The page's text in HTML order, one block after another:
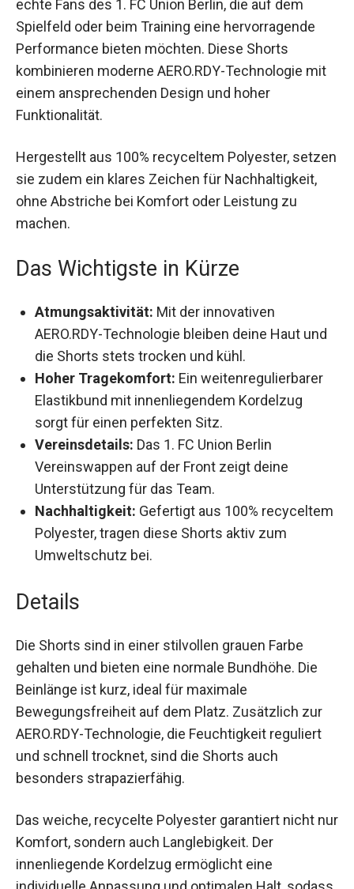
für echte Fans des 1. FC Union Berlin, die auf dem
Spielfeld oder beim Training eine hervorragende
Performance bieten möchten. Diese Shorts
kombinieren moderne AERO.RDY-Technologie mit
einem ansprechenden Design und hoher
Funktionalität.
Hergestellt aus 100% recyceltem Polyester,
setzen sie zudem ein klares Zeichen für
Nachhaltigkeit, ohne Abstriche bei Komfort oder
Leistung zu machen.
Das Wichtigste in Kürze
Atmungsaktivität: Mit der innovativen
AERO.RDY-Technologie bleiben deine Haut
und die Shorts stets trocken und kühl.
Hoher Tragekomfort: Ein weitenregulierbarer
Elastikbund mit innenliegendem Kordelzug
sorgt für einen perfekten Sitz.
Vereinsdetails: Das 1. FC Union Berlin
Vereinswappen auf der Front zeigt deine
Unterstützung für das Team.
Nachhaltigkeit: Gefertigt aus 100%
recyceltem Polyester, tragen diese Shorts
aktiv zum Umweltschutz bei.
Details
Die Shorts sind in einer stilvollen grauen Farbe
gehalten und bieten eine normale Bundhöhe. Die
Beinlänge ist kurz, ideal für maximale
Bewegungsfreiheit auf dem Platz. Zusätzlich zur
AERO.RDY-Technologie, die Feuchtigkeit reguliert
und schnell trocknet, sind die Shorts auch
besonders strapazierfähig.
Das weiche, recycelte Polyester garantiert nicht
nur Komfort, sondern auch Langlebigkeit. Der
innenliegende Kordelzug ermöglicht eine